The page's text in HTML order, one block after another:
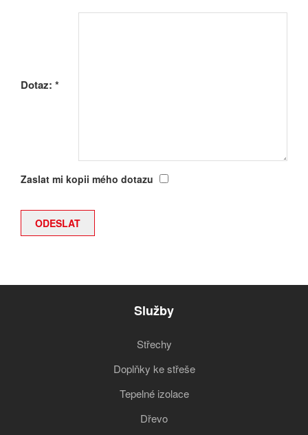
Dotaz: *
Zaslat mi kopii mého dotazu
Služby
Střechy
Doplňky ke střeše
Tepelné izolace
Dřevo